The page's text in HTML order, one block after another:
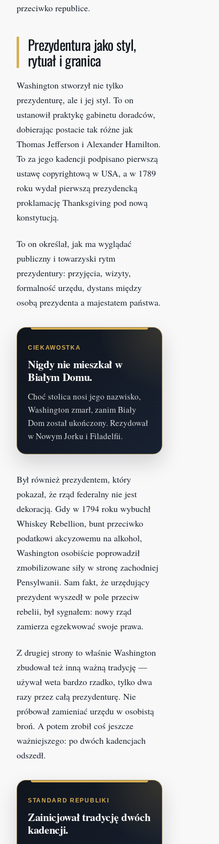
przeciwko republice.
Prezydentura jako styl,
rytuał i granica
Washington stworzył nie tylko
prezydenturę, ale i jej styl. To on
ustanowił praktykę gabinetu doradców,
dobierając postacie tak różne jak
Thomas Jefferson i Alexander Hamilton.
To za jego kadencji podpisano pierwszą
ustawę copyrightową w USA, a w 1789
roku wydał pierwszą prezydencką
proklamację Thanksgiving pod nową
konstytucją.
To on określał, jak ma wyglądać
publiczny i towarzyski rytm
prezydentury: przyjęcia, wizyty,
formalność urzędu, dystans między
osobą prezydenta a majestatem państwa.
CIEKAWOSTKA
Nigdy nie mieszkał w
Białym Domu.
Choć stolica nosi jego nazwisko,
Washington zmarł, zanim Biały
Dom został ukończony. Rezydował
w Nowym Jorku i Filadelfii.
Był również prezydentem, który
pokazał, że rząd federalny nie jest
dekoracją. Gdy w 1794 roku wybuchł
Whiskey Rebellion, bunt przeciwko
podatkowi akcyzowemu na alkohol,
Washington osobiście poprowadził
zmobilizowane siły w stronę zachodniej
Pensylwanii. Sam fakt, że urzędujący
prezydent wyszedł w pole przeciw
rebelii, był sygnałem: nowy rząd
zamierza egzekwować swoje prawa.
Z drugiej strony to właśnie Washington
zbudował też inną ważną tradycję —
używał weta bardzo rzadko, tylko dwa
razy przez całą prezydenturę. Nie
próbował zamieniać urzędu w osobistą
broń. A potem zrobił coś jeszcze
ważniejszego: po dwóch kadencjach
odszedł.
STANDARD REPUBLIKI
Zainicjował tradycję dwóch
kadencji.